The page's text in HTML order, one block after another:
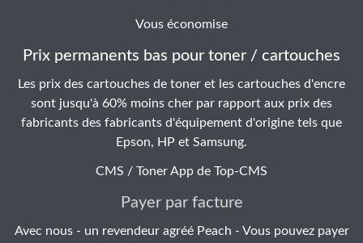
Vous économise
Prix permanents bas pour toner / cartouches
Les prix des cartouches de toner et les cartouches d'encre
sont jusqu'à 60% moins cher par rapport aux prix des
fabricants des fabricants d'équipement d'origine tels que
Epson, HP et Samsung.
CMS / Toner App de Top-CMS
Payer par facture
Avec nous - un revendeur agréé Peach - Vous pouvez payer